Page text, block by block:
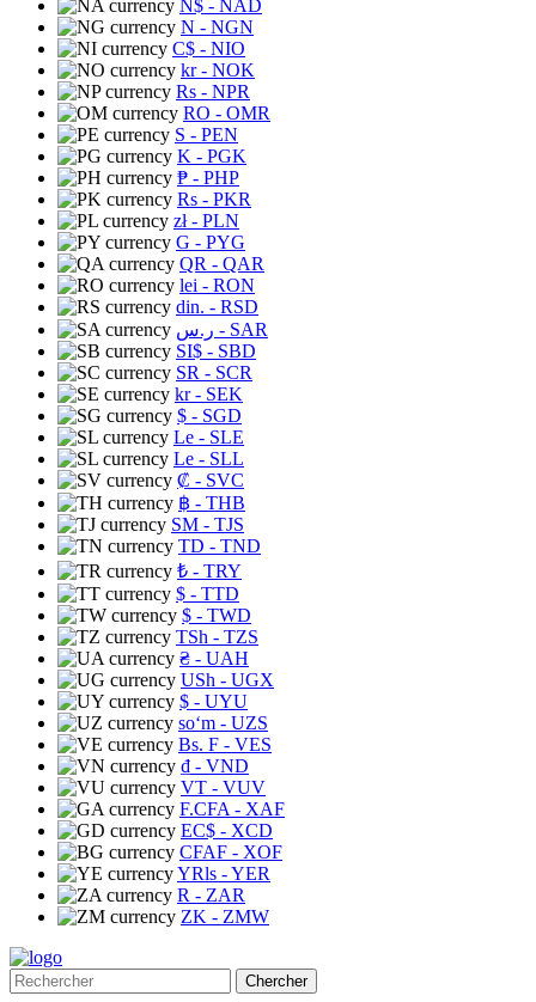
N$ - NAD
N - NGN
C$ - NIO
kr- NOK
Rs - NPR
RO - OMR
S - PEN
K - PGK
₱ - PHP
Rs - PKR
zł- PLN
G - PYG
QR - QAR
lei - RON
din. - RSD
ر.س - SAR
SI$ - SBD
SR - SCR
kr- SEK
$ - SGD
Le - SLE
Le - SLL
₡ - SVC
฿ - THB
ЅМ - TJS
TD - TND
₺ - TRY
$ - TTD
$ - TWD
TSh - TZS
₴ - UAH
USh - UGX
$ - UYU
soʻm - UZS
Bs. F - VES
₫ - VND
VT - VUV
F.CFA - XAF
EC$ - XCD
CFAF - XOF
YRls - YER
R - ZAR
ZK - ZMW
Chercher